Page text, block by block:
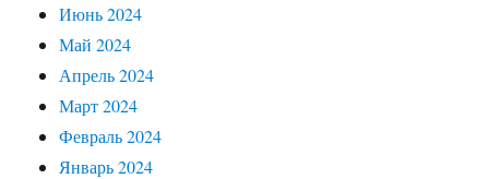
Июнь 2024
Май 2024
Апрель 2024
Март 2024
Февраль 2024
Январь 2024